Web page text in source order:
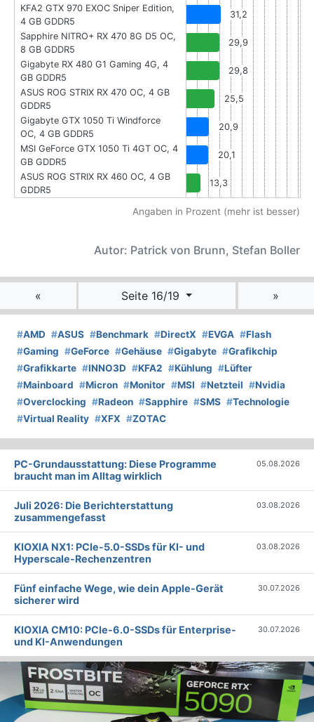
KFA2 GTX 970 EXOC Sniper Edition,
4 GB GDDR5
31,2
Sapphire NITRO+ RX 470 8G D5 OC,
8 GB GDDR5
29,9
Gigabyte RX 480 G1 Gaming 4G, 4
GB GDDR5
29,8
ASUS ROG STRIX RX 470 OC, 4 GB
GDDR5
25,5
Gigabyte GTX 1050 Ti Windforce
OC, 4 GB GDDR5
20,9
MSI GeForce GTX 1050 Ti 4GT OC, 4
GB GDDR5
20,1
ASUS ROG STRIX RX 460 OC, 4 GB
GDDR5
13,3
Angaben in Prozent (mehr ist besser)
Autor: Patrick von Brunn, Stefan Boller
« Seite 16/19 »
#AMD #ASUS #Benchmark #DirectX #EVGA #Flash
#Gaming #GeForce #Gehäuse #Gigabyte #Grafikchip
#Grafikkarte #INNO3D #KFA2 #Kühlung #Lüfter
#Mainboard #Micron #Monitor #MSI #Netzteil #Nvidia
#Overclocking #Radeon #Sapphire #SMS #Technologie
#Virtual Reality #XFX #ZOTAC
PC-Grundausstattung: Diese Programme
braucht man im Alltag wirklich
05.08.2026
Juli 2026: Die Bericht­erstattung
zusammengefasst
03.08.2026
KIOXIA NX1: PCIe-5.0-SSDs für KI- und
Hyperscale-Rechenzentren
03.08.2026
Fünf einfache Wege, wie dein Apple-Gerät
sicherer wird
30.07.2026
KIOXIA CM10: PCIe-6.0-SSDs für Enterprise-
und KI-Anwendungen
30.07.2026